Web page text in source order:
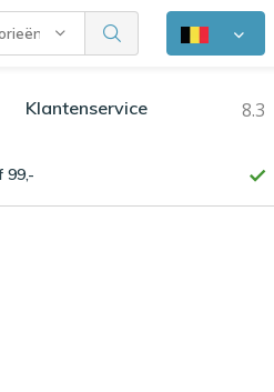
Klantenservice 8.3
99,-